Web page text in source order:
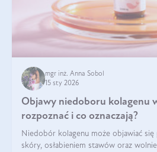
mgr inż. Anna Sobol
15 sty 2026
Objawy niedoboru kolagenu
rozpoznać i co oznaczają?
Niedobór kolagenu może objawiać
skóry, osłabieniem stawów oraz